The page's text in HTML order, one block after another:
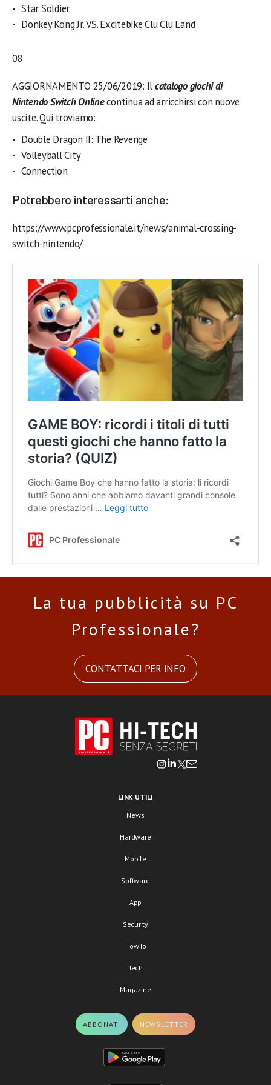
Star Soldier
Donkey Kong Jr. VS. Excitebike Clu Clu Land
08
AGGIORNAMENTO 25/06/2019: Ilcatalogo giochi di
Nintendo Switch Onlinecontinua ad arricchirsi con nuove
uscite. Qui troviamo:
Double Dragon II: The Revenge
Volleyball City
Connection
Potrebbero interessarti anche:
https://www.pcprofessionale.it/news/animal-crossing-
switch-nintendo/
La tua pubblicità su PC
Professionale?
CONTATTACI PER INFO
LINK UTILI
News
Hardware
Mobile
Software
App
Security
HowTo
Tech
Magazine
ABBONATI NEWSLETTER